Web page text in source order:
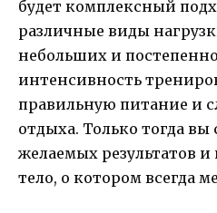
будет комплексный
различные виды
небольших и
интенсивность
правильную питание и
отдыха. Только тогда
желаемых результатов и
тело, о котором всегда